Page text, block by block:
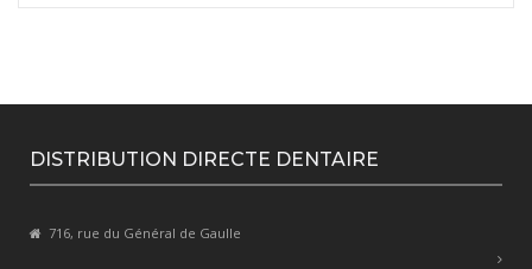
DISTRIBUTION DIRECTE DENTAIRE
716, rue du Général de Gaulle